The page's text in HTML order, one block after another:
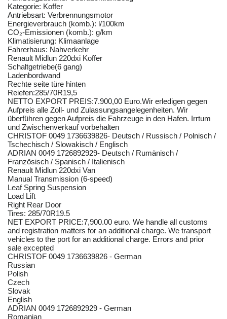
Kategorie: Koffer
Antriebsart: Verbrennungsmotor
Energieverbrauch (komb.): l/100km
CO₂-Emissionen (komb.): g/km
Klimatisierung: Klimaanlage
Fahrerhaus: Nahverkehr
Renault Midlun 220dxi Koffer
Schaltgetriebe(6 gang)
Ladenbordwand
Rechte seite türe hinten
Reiefen:285/70R19,5
NETTO EXPORT PREIS:7.900,00 Euro.Wir erledigen gegen
Aufpreis alle Zoll- und Zulassungsangelegenheiten. Wir
überführen gegen Aufpreis die Fahrzeuge in den Hafen. Irrtum
und Zwischenverkauf vorbehalten
CHRISTOF 0049 1736639826- Deutsch / Russisch / Polnisch /
Tschechisch / Slowakisch / Englisch
ADRIAN 0049 1726892929- Deutsch / Rumänisch /
Französisch / Spanisch / Italienisch
Renault Midlun 220dxi Van
Manual Transmission (6-speed)
Leaf Spring Suspension
Load Lift
Right Rear Door
Tires: 285/70R19.5
NET EXPORT PRICE:7,900.00 euro. We handle all customs
and registration matters for an additional charge. We transport
vehicles to the port for an additional charge. Errors and prior
sale excepted
CHRISTOF 0049 1736639826 - German
Russian
Polish
Czech
Slovak
English
ADRIAN 0049 1726892929 - German
Romanian